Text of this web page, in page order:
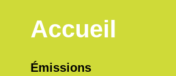
Accueil
Émissions